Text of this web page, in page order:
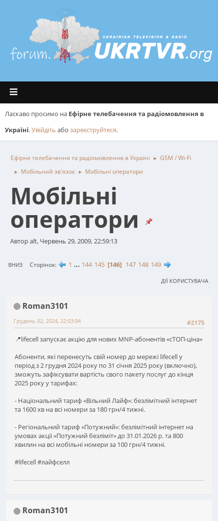
Ласкаво просимо на Ефірне телебачення та радіомовлення в
Україні.Увійдіть або зареєструйтеся.
Ефірне телебачення та радіомовлення в Україні ► GSM / Wi-Fi
► Мобільний зв'язок ► Мобільні оператори
Мобільні
оператори
Автор alt, Червень 29, 2009, 22:59:13
ВНИЗ Сторінок 1 ... 144 145 146 147 148 149
ДІЇ КОРИСТУВАЧА
Roman3101
#2175
Грудень 02, 2024, 22:03:04
📍lifecell запускає акцію для нових MNP-абонентів «сТОП-ціна»
Aбоненти, які перенесуть свій номер до мережі lifecell у
період з 2 грудня 2024 року по 31 січня 2025 року (включно),
зможуть зафіксувати вартість свого пакету послуг до кінця
2025 року у тарифах:
- Національний тариф «Вільний Лайф»: безлімітний інтернет
та 1600 хв на всі номери за 180 грн/4 тижні.
- Регіональний тариф «Потужний»: безлімітний інтернет на
умовах акції «Потужний безліміт» до 31.01.2026 р. та 800
хвилин на всі мобільні номери за 100 грн/4 тижні.
#lifecell #лайфселл
Roman3101